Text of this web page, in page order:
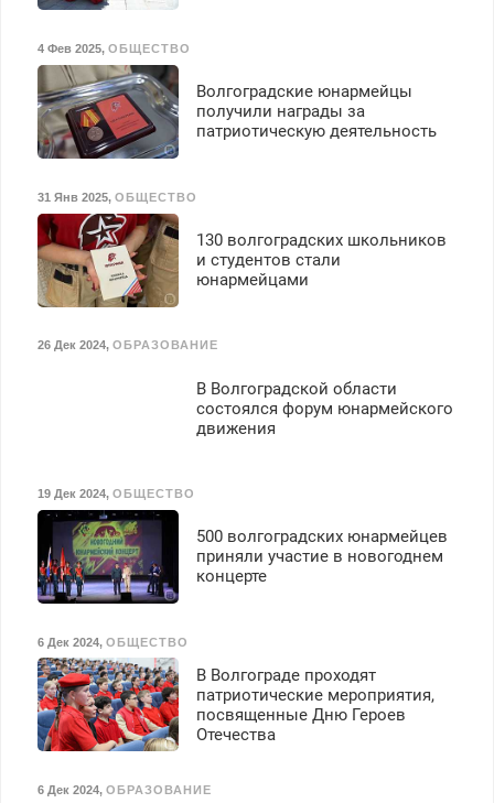
4 Фев 2025, ОБЩЕСТВО
Волгоградские юнармейцы
получили награды за
патриотическую деятельность
31 Янв 2025, ОБЩЕСТВО
130 волгоградских школьников
и студентов стали
юнармейцами
26 Дек 2024, ОБРАЗОВАНИЕ
В Волгоградской области
состоялся форум юнармейского
движения
19 Дек 2024, ОБЩЕСТВО
500 волгоградских юнармейцев
приняли участие в новогоднем
концерте
6 Дек 2024, ОБЩЕСТВО
В Волгограде проходят
патриотические мероприятия,
посвященные Дню Героев
Отечества
6 Дек 2024, ОБРАЗОВАНИЕ